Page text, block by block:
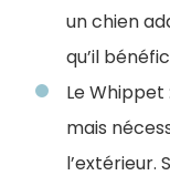
un chien
qu’il
Le Whippet
mais
l’extérieur.